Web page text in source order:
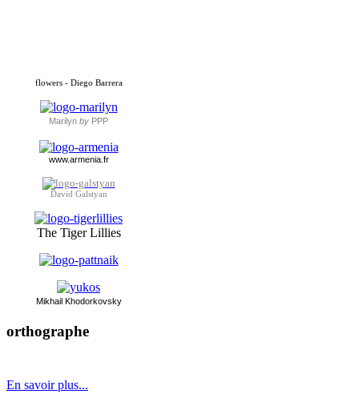
flowers - Diego Barrera
Marilyn by PPP
www.armenia.fr
David Galstyan
The Tiger Lillies
Mikhail Khodorkovsky
orthographe
En savoir plus...